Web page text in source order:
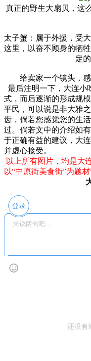
真正的野生大扇贝，这
太子蟹：属于外援，受
这里，以奋不顾身的牺
定
给卖家一个镜头，
最后注明一下，大连小
式，而后逐渐的形成规
平民，可以说是非大雅
齿，倘若您感觉您的生
过。倘若文中的介绍如
于正确有益的建议，大
并虚心接受。
以上所有图片，均是大
以“中原街美食街”为题材
登录
还没有